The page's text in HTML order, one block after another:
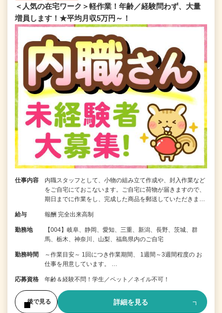
＜人気の在宅ワーク＞軽作業！年齢／経験問わず、大量
増員します！★平均月収5万円～！
仕事内容
内職スタッフとして、小物の組み立て作成や、封入作業など
をご自宅にておこないます。ご自宅に荷物が届きますので、
期日までに作業をし、完成した商品を郵送していただきま…
給与 報酬 完全出来高制
勤務地
【004】岐阜、静岡、愛知、三重、新潟、長野、茨城、群
馬、栃木、神奈川、山梨、福島県内のご自宅
勤務時間
～作業目安～ 1回につき作業期間、 1週間～3週間程度の お
仕事を用意しています。 …
応募資格 年齢＆経験不問！学生／ペット／ネイル不可！
後で見る 詳細を見る